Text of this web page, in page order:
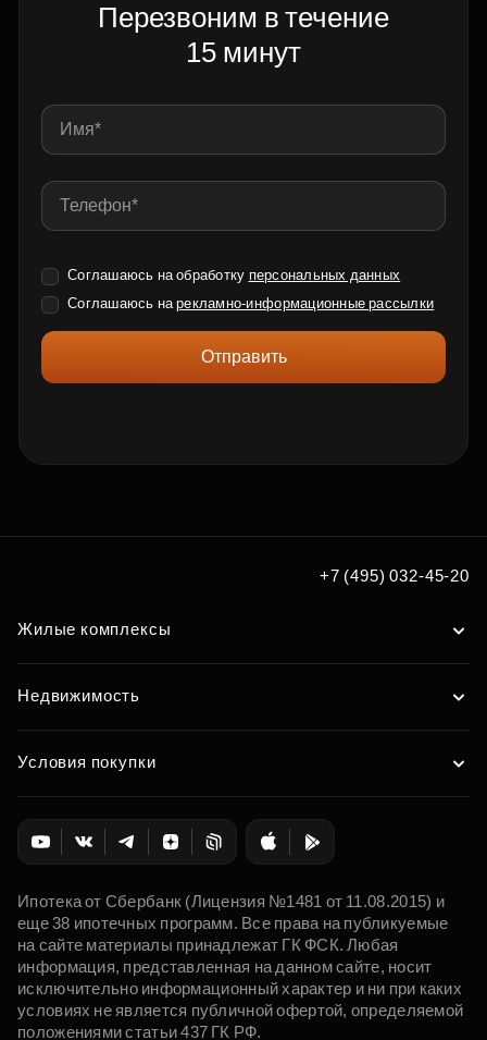
Перезвоним в течение
15 минут
Соглашаюсь на обработку персональных данных
Соглашаюсь нарекламно-информационные рассылки
Отправить
+7 (495) 032-45-20
Жилые комплексы
Недвижимость
Условия покупки
Ипотека от Сбербанк (Лицензия №1481 от 11.08.2015) и
еще 38 ипотечных программ. Все права на публикуемые
на сайте материалы принадлежат ГК ФСК. Любая
информация, представленная на данном сайте, носит
исключительно информационный характер и ни при каких
условиях не является публичной офертой, определяемой
положениями статьи 437 ГК РФ.